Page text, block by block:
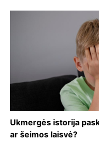
Ukmergės istorija
ar šeimos laisvė?